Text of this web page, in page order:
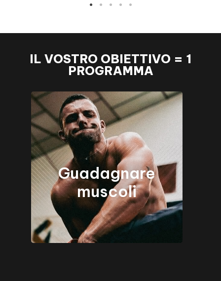
IL VOSTRO OBIETTIVO = 1
PROGRAMMA
Guadagnare
muscoli